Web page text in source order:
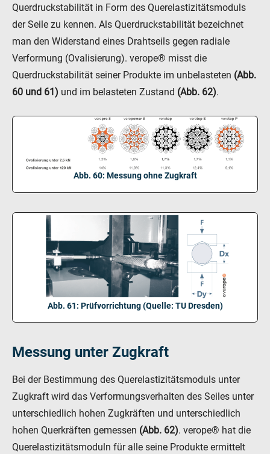
Querdruckstabilität in Form des Querelastizitätsmoduls
der Seile zu kennen. Als Querdruckstabilität bezeichnet
man den Widerstand eines Drahtseils gegen radiale
Verformung (Ovalisierung). verope® misst die
Querdruckstabilität seiner Produkte im unbelasteten (Abb.
60 und 61) und im belasteten Zustand (Abb. 62).
Abb. 60: Messung ohne Zugkraft
Abb. 61: Prüfvorrichtung (Quelle: TU Dresden)
Messung unter Zugkraft
Bei der Bestimmung des Querelastizitätsmoduls unter
Zugkraft wird das Verformungsverhalten des Seiles unter
unterschiedlich hohen Zugkräften und unterschiedlich
hohen Querkräften gemessen (Abb. 62). verope® hat die
Querelastizitätsmoduln für alle seine Produkte ermittelt